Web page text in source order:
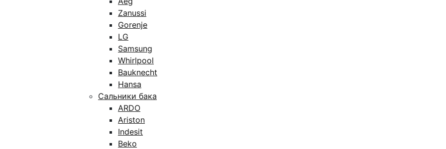
Zanussi
Gorenje
LG
Samsung
Whirlpool
Bauknecht
Hansa
Сальники бака
ARDO
Ariston
Indesit
Beko